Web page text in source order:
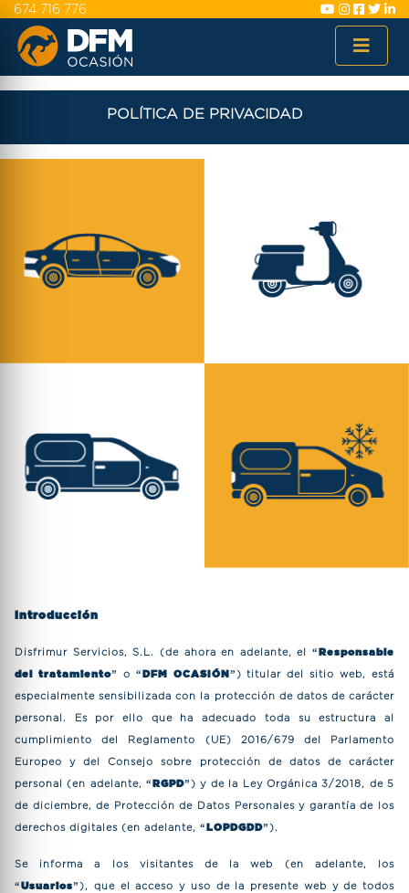
674 716 776
POLÍTICA DE PRIVACIDAD
Introducción
Disfrimur Servicios, S.L. (de ahora en adelante, el “Responsable
del tratamiento” o “DFM OCASIÓN”) titular del sitio web, está
especialmente sensibilizada con la protección de datos de carácter
personal. Es por ello que ha adecuado toda su estructura al
cumplimiento del Reglamento (UE) 2016/679 del Parlamento
Europeo y del Consejo sobre protección de datos de carácter
personal (en adelante, “RGPD”) y de la Ley Orgánica 3/2018, de 5
de diciembre, de Protección de Datos Personales y garantía de los
derechos digitales (en adelante, “LOPDGDD”).
Se informa a los visitantes de la web (en adelante, los
“Usuarios”), que el acceso y uso de la presente web y de todos